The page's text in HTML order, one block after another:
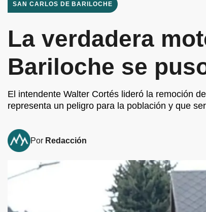
SAN CARLOS DE BARILOCHE
La verdadera
Bariloche se
El intendente Walter Cortés lideró la remoción
representa un peligro para la población y que
Por Redacción